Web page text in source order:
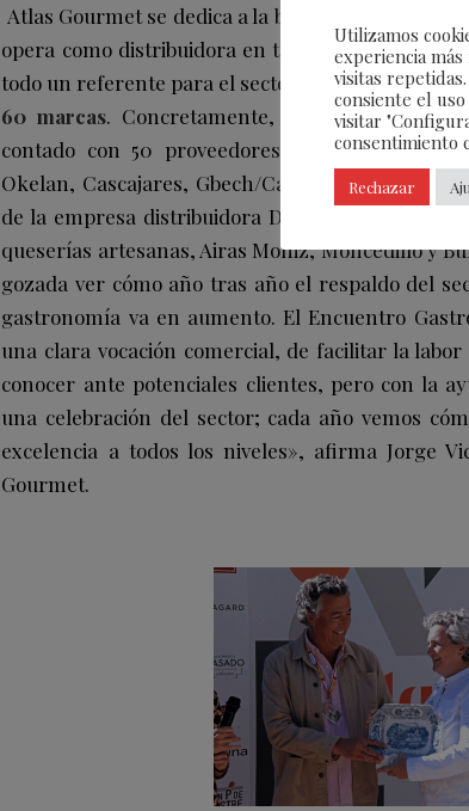
Atlas Gourmet se dedica a la búsqueda de
opera como distribuidora en toda España desde
todo un referente para el sector de la
60 marcas. Concretamente, el VIII Encuentro
contado con 50 proveedores de Atlas
Okelan, Cascajares, Gbech/Can Bech y Traiteur
de la empresa distribuidora D’Autor, con vinos,
queserías artesanas, Airas Moniz, Moncedillo y
gozada ver cómo año tras año el respaldo del
gastronomía va en aumento. El Encuentro
una clara vocación comercial, de facilitar la
conocer ante potenciales clientes, pero con la
una celebración del sector; cada año vemos
excelencia a todos los niveles», afirma Jorge
Gourmet.
Utilizamos
experiencia
visitas
consiente el uso
visitar
consentimiento
Rechazar